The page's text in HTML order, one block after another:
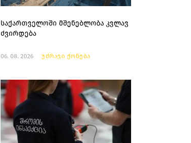
საქართველოში მშენებლობა კვლავ
ძვირდება
06. 08. 2026 უძრავი ქონება